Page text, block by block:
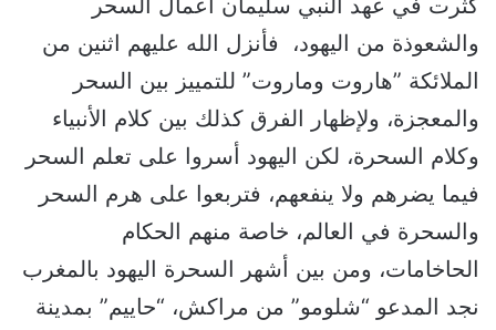
كثرت في عهد النبي سليمان أعمال السحر
والشعوذة من اليهود، فأنزل الله عليهم اثنين من
الملائكة ”هاروت وماروت” للتمييز بين السحر
والمعجزة، ولإظهار الفرق كذلك بين كلام الأنبياء
وكلام السحرة، لكن اليهود أسروا على تعلم السحر
فيما يضرهم ولا ينفعهم، فتربعوا على هرم السحر
والسحرة في العالم، خاصة منهم الحكام
الحاخامات، ومن بين أشهر السحرة اليهود بالمغرب
نجد المدعو “شلومو” من مراكش، “حاييم” بمدينة